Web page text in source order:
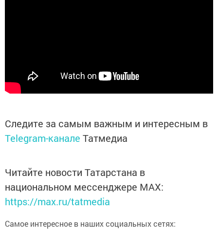
Следите за самым важным и интересным в
Telegram-канале Татмедиа
Читайте новости Татарстана в
национальном мессенджере MАХ:
https://max.ru/tatmedia
Самое интересное в наших социальных сетях: